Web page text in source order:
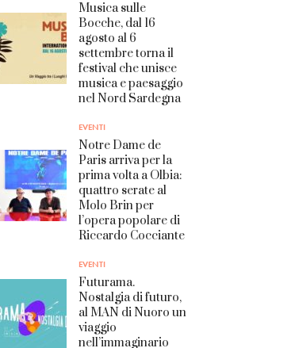
Musica sulle
Bocche, dal 16
agosto al 6
settembre torna il
festival che unisce
musica e paesaggio
nel Nord Sardegna
EVENTI
Notre Dame de
Paris arriva per la
prima volta a Olbia:
quattro serate al
Molo Brin per
l’opera popolare di
Riccardo Cocciante
EVENTI
Futurama.
Nostalgia di futuro,
al MAN di Nuoro un
viaggio
nell’immaginario